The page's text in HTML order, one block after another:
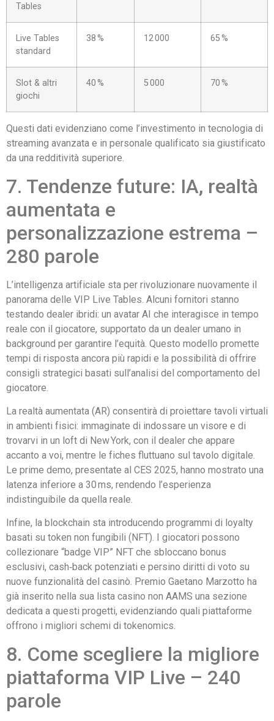
Tables
Live Tables
standard
38 % 12 000 65 %
Slot & altri
giochi
40 % 5 000 70 %
Questi dati evidenziano come l’investimento in tecnologia di
streaming avanzata e in personale qualificato sia giustificato
da una redditività superiore.
7. Tendenze future: IA, realtà
aumentata e
personalizzazione estrema –
280 parole
L’intelligenza artificiale sta per rivoluzionare nuovamente il
panorama delle VIP Live Tables. Alcuni fornitori stanno
testando dealer ibridi: un avatar AI che interagisce in tempo
reale con il giocatore, supportato da un dealer umano in
background per garantire l’equità. Questo modello promette
tempi di risposta ancora più rapidi e la possibilità di offrire
consigli strategici basati sull’analisi del comportamento del
giocatore.
La realtà aumentata (AR) consentirà di proiettare tavoli virtuali
in ambienti fisici: immaginate di indossare un visore e di
trovarvi in un loft di New York, con il dealer che appare
accanto a voi, mentre le fiches fluttuano sul tavolo digitale.
Le prime demo, presentate al CES 2025, hanno mostrato una
latenza inferiore a 30 ms, rendendo l’esperienza
indistinguibile da quella reale.
Infine, la blockchain sta introducendo programmi di loyalty
basati su token non fungibili (NFT). I giocatori possono
collezionare “badge VIP” NFT che sbloccano bonus
esclusivi, cash‑back potenziati e persino diritti di voto su
nuove funzionalità del casinò. Premio Gaetano Marzotto ha
già inserito nella sua lista casino non AAMS una sezione
dedicata a questi progetti, evidenziando quali piattaforme
offrono i migliori schemi di tokenomics.
8. Come scegliere la migliore
piattaforma VIP Live – 240
parole